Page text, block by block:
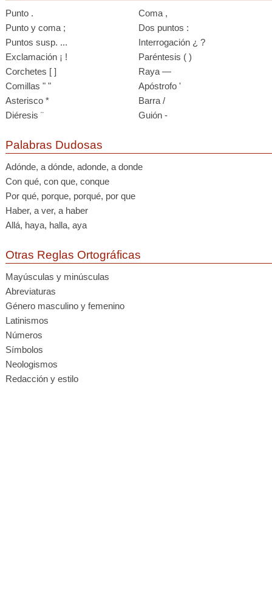
Punto .
Coma ,
Punto y coma ;
Dos puntos :
Puntos susp. ...
Interrogación ¿ ?
Exclamación ¡ !
Paréntesis ( )
Corchetes [ ]
Raya —
Comillas " "
Apóstrofo '
Asterisco *
Barra /
Diéresis ¨
Guión -
Palabras Dudosas
Adónde, a dónde, adonde, a donde
Con qué, con que, conque
Por qué, porque, porqué, por que
Haber, a ver, a haber
Allá, haya, halla, aya
Otras Reglas Ortográficas
Mayúsculas y minúsculas
Abreviaturas
Género masculino y femenino
Latinismos
Números
Símbolos
Neologismos
Redacción y estilo